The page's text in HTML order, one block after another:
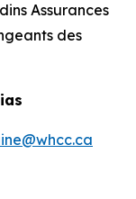
Assurances
des